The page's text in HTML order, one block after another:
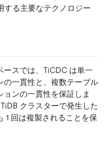
する主要なテクノロジー
ースでは、TiCDC は単一
の一貫性と、複数テーブル
ンの一貫性を保証しま
クラスターで発生した
1 回は複製されることを保